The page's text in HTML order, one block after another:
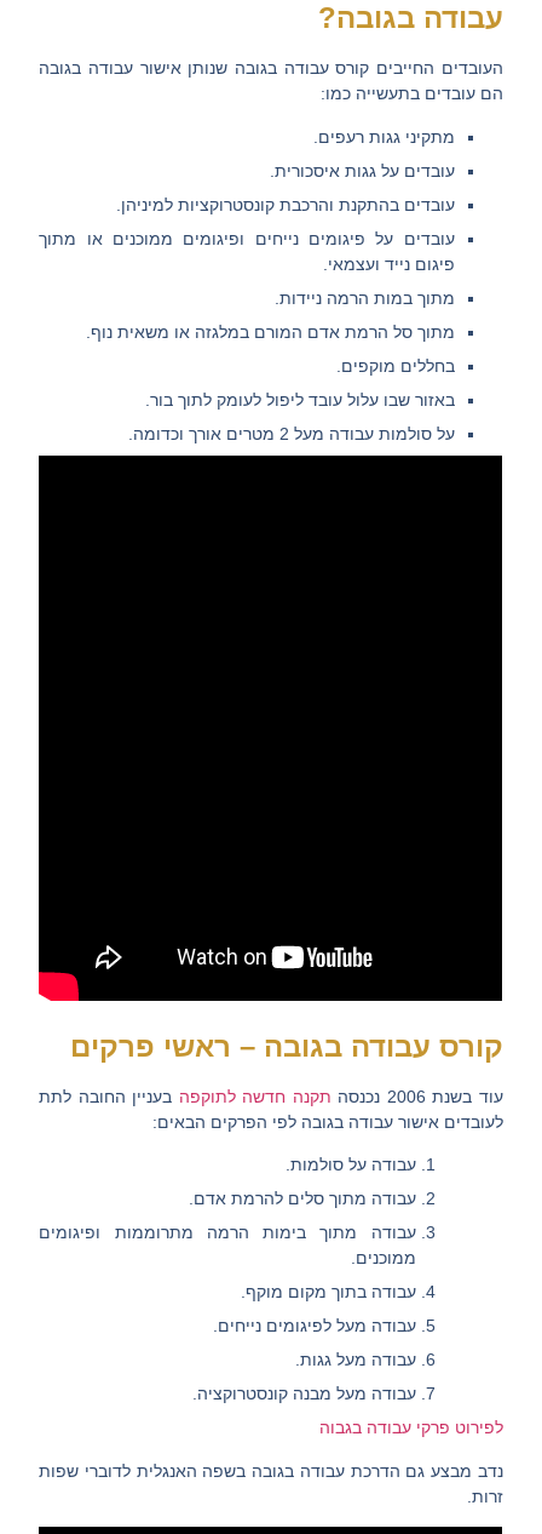
עבודה בגובה?
העובדים החייבים קורס עבודה בגובה שנותן אישור עבודה בגובה
הם עובדים בתעשייה כמו:
מתקיני גגות רעפים
עובדים על גגות איסכורית
עובדים בהתקנת והרכבת קונסטרוקציות למיניהן.
עובדים על פיגומים נייחים ופיגומים ממוכנים או מתוך
פיגום נייד ועצמאי.
מתוך במות הרמה ניידות.
מתוך סל הרמת אדם המורם במלגזה או משאית נוף.
בחללים מוקפים.
באזור שבו עלולעובד ליפול לעומק לתוך בור.
עלסולמות עבודה מעל 2 מטרים אורך וכדומה.
קורס עבודה בגובה – ראשי פרקים
עוד בשנת 2006 נכנסה תקנה חדשה לתוקפה בעניין החובה לתת
לעובדים אישור עבודה בגובה לפי הפרקים הבאים:
עבודה על סולמות.
עבודה מתוך סלים להרמת אדם.
עבודה מתוך בימות הרמה מתרוממות ופיגומים
ממוכנים.
עבודה בתוך מקום מוקף.
עבודה מעל לפיגומים נייחים.
עבודה מעל גגות.
עבודה מעל מבנה קונסטרוקציה.
לפירוט פרקי עבודה בגבוה
נדב מבצע גם הדרכת עבודה בגובה בשפה האנגלית לדוברי שפות
זרות.